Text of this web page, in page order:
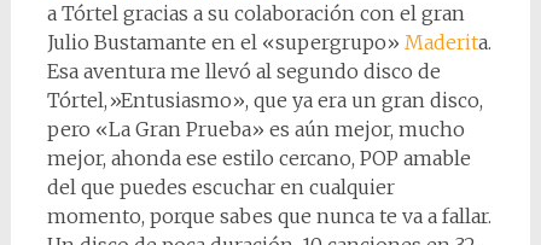
a Tórtel gracias a su colaboración con el gran
Julio Bustamante en el «supergrupo» Maderita.
Esa aventura me llevó al segundo disco de
Tórtel,»Entusiasmo», que ya era un gran disco,
pero «La Gran Prueba» es aún mejor, mucho
mejor, ahonda ese estilo cercano, POP amable
del que puedes escuchar en cualquier
momento, porque sabes que nunca te va a fallar.